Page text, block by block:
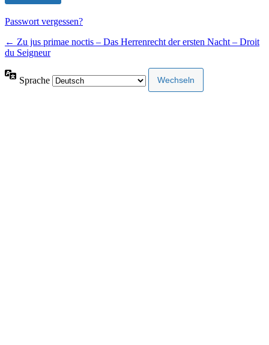
Passwort vergessen?
← Zu jus primae noctis – Das Herrenrecht der ersten Nacht – Droit
du Seigneur
Sprache